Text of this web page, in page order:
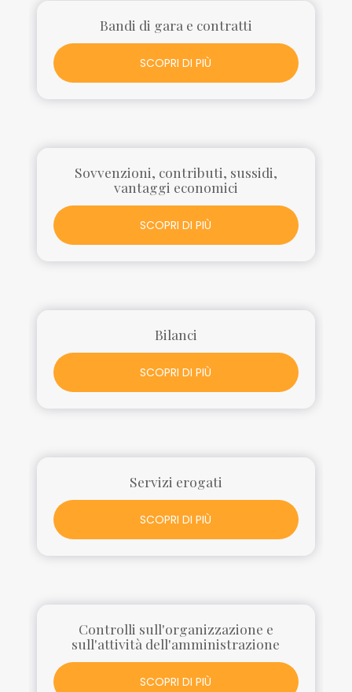
Bandi di gara e contratti
SCOPRI DI PIÙ
Sovvenzioni, contributi, sussidi,
vantaggi economici
SCOPRI DI PIÙ
Bilanci
SCOPRI DI PIÙ
Servizi erogati
SCOPRI DI PIÙ
Controlli sull'organizzazione e
sull'attività dell'amministrazione
SCOPRI DI PIÙ